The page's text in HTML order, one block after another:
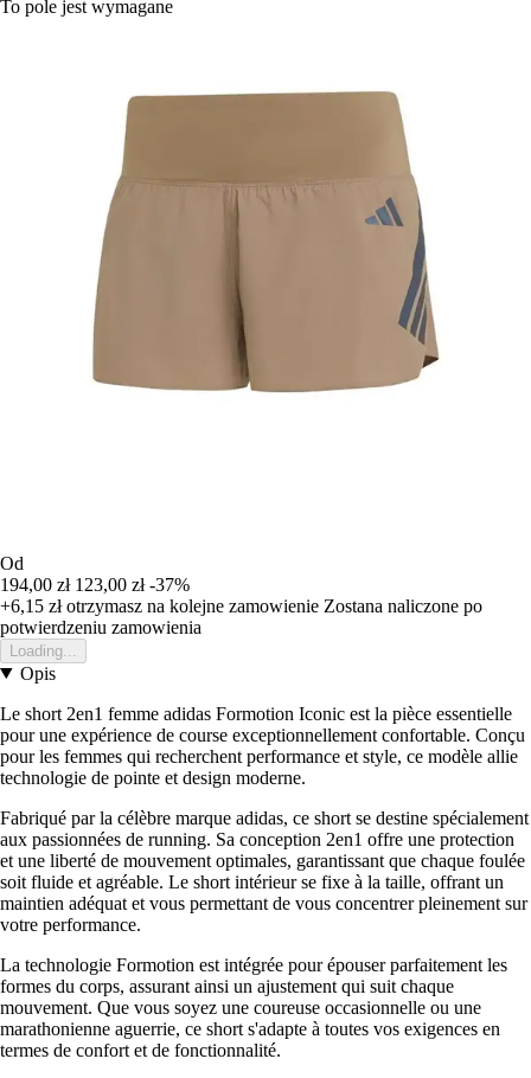
To pole jest wymagane
Od
194,00 zł 123,00 zł -37%
+6,15 złotrzymasz na kolejne zamowienie Zostana naliczone po
potwierdzeniu zamowienia
Loading...
Opis
Le short 2en1 femme adidas Formotion Iconic est la pièce essentielle
pour une expérience de course exceptionnellement confortable. Conçu
pour les femmes qui recherchent performance et style, ce modèle allie
technologie de pointe et design moderne.
Fabriqué par la célèbre marque adidas, ce short se destine spécialement
aux passionnées de running. Sa conception 2en1 offre une protection
et une liberté de mouvement optimales, garantissant que chaque foulée
soit fluide et agréable. Le short intérieur se fixe à la taille, offrant un
maintien adéquat et vous permettant de vous concentrer pleinement sur
votre performance.
La technologie Formotion est intégrée pour épouser parfaitement les
formes du corps, assurant ainsi un ajustement qui suit chaque
mouvement. Que vous soyez une coureuse occasionnelle ou une
marathonienne aguerrie, ce short s'adapte à toutes vos exigences en
termes de confort et de fonctionnalité.